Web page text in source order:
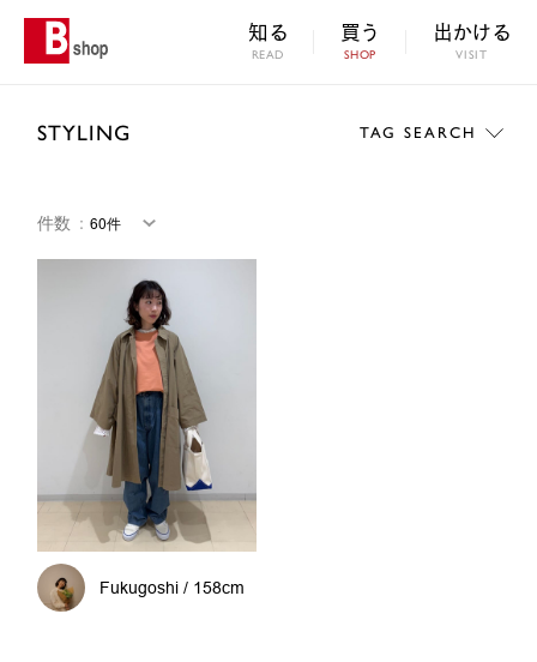
知る
READ
買う
SHOP
出かける
VISIT
STYLING TAG SEARCH
件数 ：
Fukugoshi / 158cm